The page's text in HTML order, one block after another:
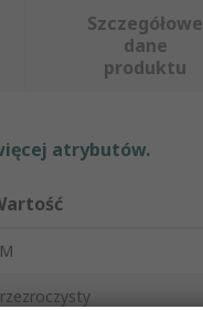
Szczegółowe
dane
produktu
atrybutów.